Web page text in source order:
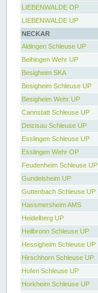
LIEBENWALDE OP
LIEBENWALDE UP
NECKAR
Aldingen Schleuse UP
Beihingen Wehr UP
Besigheim SKA
Besigheim Schleuse UP
Besigheim Wehr UP
Cannstatt Schleuse UP
Deizisau Schleuse UP
Esslingen Schleuse UP
Esslingen Wehr OP
Feudenheim Schleuse UP
Gundelsheim UP
Guttenbach Schleuse UP
Hassmersheim AMS
Heidelberg UP
Heilbronn Schleuse UP
Hessigheim Schleuse UP
Hirschhorn Schleuse UP
Hofen Schleuse UP
Horkheim Schleuse UP